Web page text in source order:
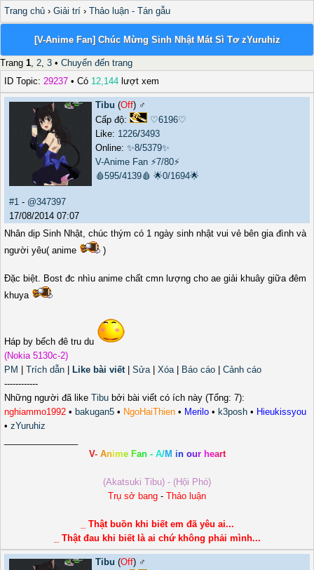
Trang chủ › Giải trí › Thảo luận - Tán gẫu
[V-Anime Fan] Chúc Mừng Sinh Nhật Mát Sì Tơ zYuruhiz
Trang 1, 2, 3 • Chuyển đến trang
ID Topic: 29237 • Có 12,144 lượt xem
Tibu (Off) ♂️
Cấp độ:
♡6196♡
Like: 1226/3493
Online: ✨8/5379✨
V-Anime Fan ⚡7/80⚡
🩸595/4139🩸 🌟0/1694🌟
#1 - @347397
17/08/2014 07:07
Nhân dịp Sinh Nhật, chúc thým có 1 ngày sinh nhật vui vẻ bên gia đình và
người yêu( anime
)
Đặc biệt. Bost đc nhìu anime chất cmn lượng cho ae giải khuây giữa đêm
khuya
Háp by bếch đê tru du
(Nokia 5130c-2)
PM
Trích dẫn Like bài viết| Sửa| Xóa| Báo cáo
Cảnh cáo
------------
Những người đã like Tibu bởi bài viết có ích này (Tổng: 7):
nghiammo1992 • bakugan5 • NgoHaiThien • Merilo • k3posh • Hieukissyou
• zYuruhiz
V- Anime Fan - A/M in our heart
(Akatsuki Tibu) - (Hội Phó)
Trụ sở bang - Thảo luận
_ Thật buồn khi biết em đã yêu ai...
_ Thật đau khi biết là ai chứ không phải mình...
Tibu (Off) ♂️